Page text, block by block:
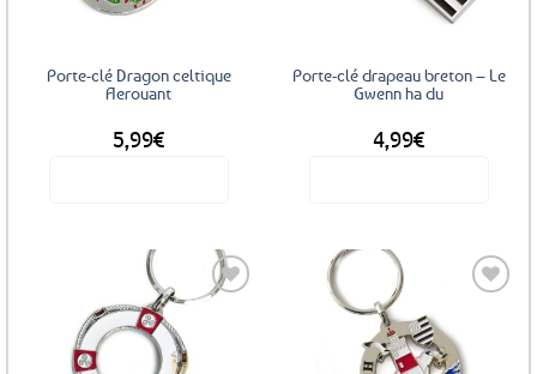
Porte-clé Dragon celtique
Aerouant
5,99€
Porte-clé drapeau breton – Le
Gwenn ha du
4,99€
Ajouter